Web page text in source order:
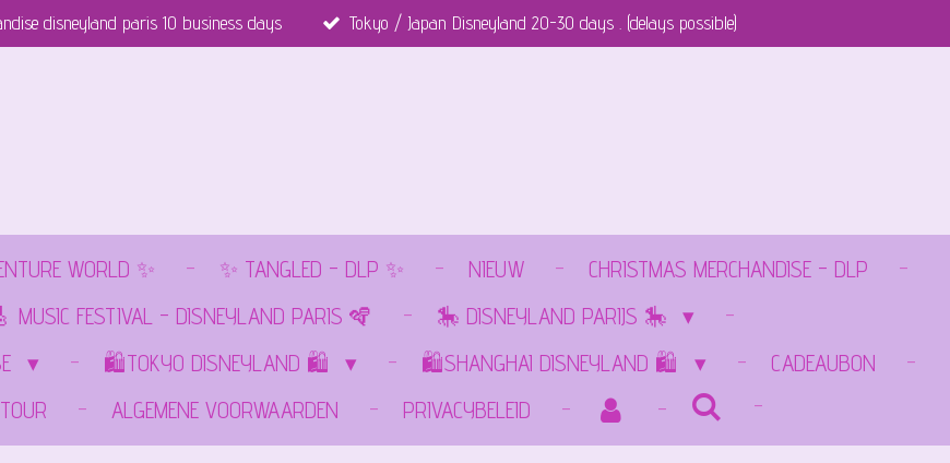
disneyland paris 10 business days Tokyo / Japan Disneyland 20-30 days . (delays possible)
WORLD ✨ ✨ TANGLED - DLP ✨ NIEUW
CHRISTMAS MERCHANDISE - DLP
MUSIC FESTIVAL - DISNEYLAND PARIS 🪇
🎠 DISNEYLAND PARIJS 🎠
🛍️TOKYO DISNEYLAND 🛍️ 🛍️SHANGHAI DISNEYLAND 🛍️
CADEAUBON
ALGEMENE VOORWAARDEN PRIVACYBELEID